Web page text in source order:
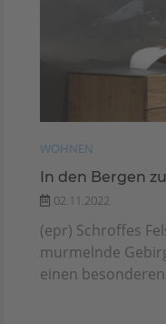
WOHNEN
In den Bergen
02.11.2022
(epr) Schroffes
murmelnde
einen